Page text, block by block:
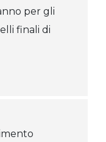
per gli
finali di